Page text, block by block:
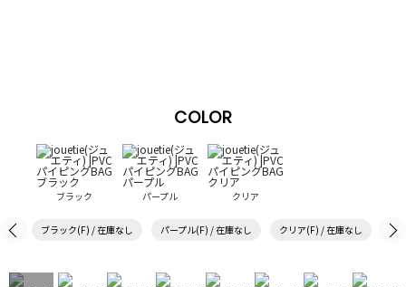
COLOR
ブラック パープル クリア
ブラック(F) / 在庫なし パープル(F) / 在庫なし クリア(F) / 在庫なし